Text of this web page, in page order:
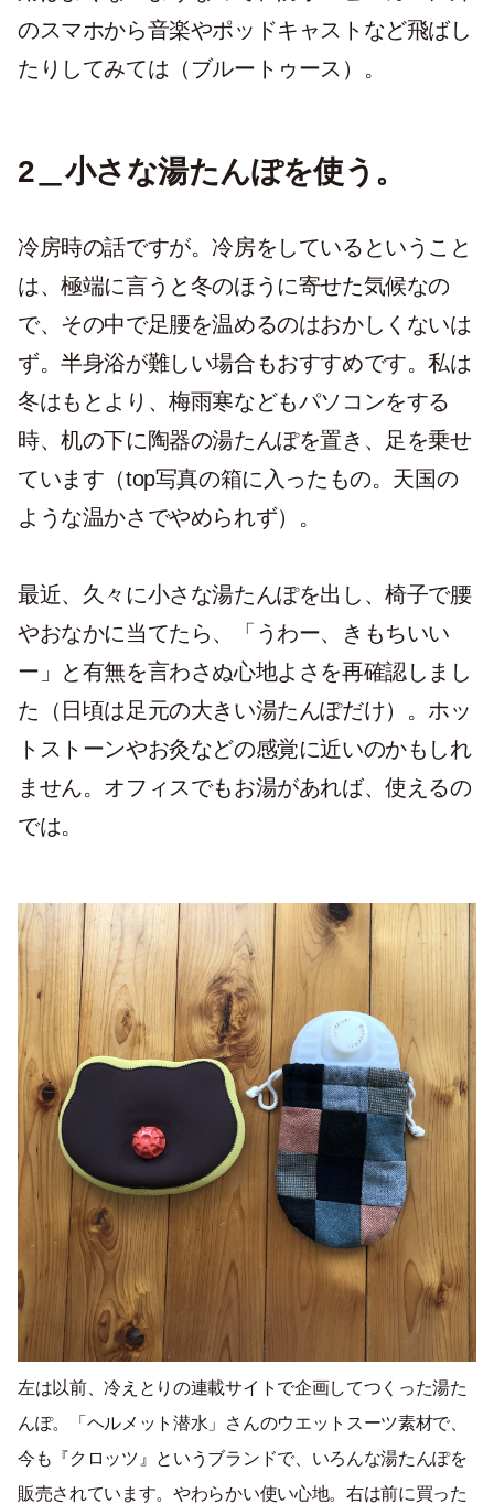
のスマホから音楽やポッドキャストなど飛ばし
たりしてみては（ブルートゥース）。
2＿小さな湯たんぽを使う。
冷房時の話ですが。冷房をしているということ
は、極端に言うと冬のほうに寄せた気候なの
で、その中で足腰を温めるのはおかしくないは
ず。半身浴が難しい場合もおすすめです。私は
冬はもとより、梅雨寒などもパソコンをする
時、机の下に陶器の湯たんぽを置き、足を乗せ
ています（top写真の箱に入ったもの。天国の
ような温かさでやめられず）。
最近、久々に小さな湯たんぽを出し、椅子で腰
やおなかに当てたら、「うわー、きもちいい
ー」と有無を言わさぬ心地よさを再確認しまし
た（日頃は足元の大きい湯たんぽだけ）。ホッ
トストーンやお灸などの感覚に近いのかもしれ
ません。オフィスでもお湯があれば、使えるの
では。
左は以前、冷えとりの連載サイトで企画してつくった湯た
んぽ。「ヘルメット潜水」さんのウエットスーツ素材で、
今も『クロッツ』というブランドで、いろんな湯たんぽを
販売されています。やわらかい使い心地。右は前に買った